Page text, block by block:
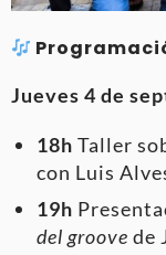
Jueves 4 de
18h Taller
con Luis
19h
del groove de